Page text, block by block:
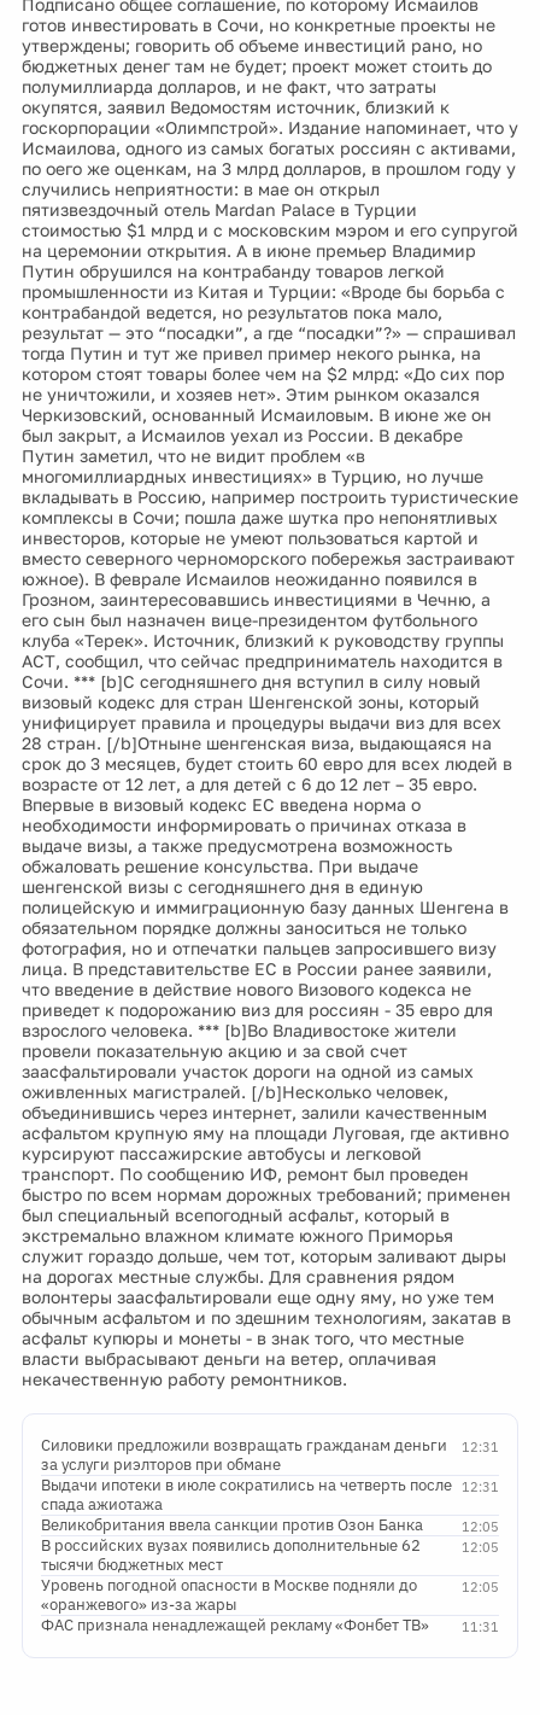
готов инвестировать в Сочи, но конкретные проекты не
утверждены; говорить об объеме инвестиций рано, но
бюджетных денег там не будет; проект может стоить до
полумиллиарда долларов, и не факт, что затраты
окупятся, заявил Ведомостям источник, близкий к
госкорпорации «Олимпстрой». Издание напоминает, что у
Исмаилова, одного из самых богатых россиян с активами,
по оего же оценкам, на 3 млрд долларов, в прошлом году у
случились неприятности: в мае он открыл
пятизвездочный отель Mardan Palace в Турции
стоимостью $1 млрд и с московским мэром и его супругой
на церемонии открытия. А в июне премьер Владимир
Путин обрушился на контрабанду товаров легкой
промышленности из Китая и Турции: «Вроде бы борьба с
контрабандой ведется, но результатов пока мало,
результат — это “посадки”, а где “посадки”?» — спрашивал
тогда Путин и тут же привел пример некого рынка, на
котором стоят товары более чем на $2 млрд: «До сих пор
не уничтожили, и хозяев нет». Этим рынком оказался
Черкизовский, основанный Исмаиловым. В июне же он
был закрыт, а Исмаилов уехал из России. В декабре
Путин заметил, что не видит проблем «в
многомиллиардных инвестициях» в Турцию, но лучше
вкладывать в Россию, например построить туристические
комплексы в Сочи; пошла даже шутка про непонятливых
инвесторов, которые не умеют пользоваться картой и
вместо северного черноморского побережья застраивают
южное). В феврале Исмаилов неожиданно появился в
Грозном, заинтересовавшись инвестициями в Чечню, а
его сын был назначен вице-президентом футбольного
клуба «Терек». Источник, близкий к руководству группы
АСТ, сообщил, что сейчас предприниматель находится в
Сочи. *** [b]С сегодняшнего дня вступил в силу новый
визовый кодекс для стран Шенгенской зоны, который
унифицирует правила и процедуры выдачи виз для всех
28 стран. [/b]Отныне шенгенская виза, выдающаяся на
срок до 3 месяцев, будет стоить 60 евро для всех людей в
возрасте от 12 лет, а для детей с 6 до 12 лет – 35 евро.
Впервые в визовый кодекс ЕС введена норма о
необходимости информировать о причинах отказа в
выдаче визы, а также предусмотрена возможность
обжаловать решение консульства. При выдаче
шенгенской визы с сегодняшнего дня в единую
полицейскую и иммиграционную базу данных Шенгена в
обязательном порядке должны заноситься не только
фотография, но и отпечатки пальцев запросившего визу
лица. В представительстве ЕС в России ранее заявили,
что введение в действие нового Визового кодекса не
приведет к подорожанию виз для россиян - 35 евро для
взрослого человека. *** [b]Во Владивостоке жители
провели показательную акцию и за свой счет
заасфальтировали участок дороги на одной из самых
оживленных магистралей. [/b]Несколько человек,
объединившись через интернет, залили качественным
асфальтом крупную яму на площади Луговая, где активно
курсируют пассажирские автобусы и легковой
транспорт. По сообщению ИФ, ремонт был проведен
быстро по всем нормам дорожных требований; применен
был специальный всепогодный асфальт, который в
экстремально влажном климате южного Приморья
служит гораздо дольше, чем тот, которым заливают дыры
на дорогах местные службы. Для сравнения рядом
волонтеры заасфальтировали еще одну яму, но уже тем
обычным асфальтом и по здешним технологиям, закатав в
асфальт купюры и монеты - в знак того, что местные
власти выбрасывают деньги на ветер, оплачивая
некачественную работу ремонтников.
12:31
Силовики предложили возвращать гражданам деньги
за услуги риэлторов при обмане
12:31
Выдачи ипотеки в июле сократились на четверть после
спада ажиотажа
12:05
Великобритания ввела санкции против Озон Банка
12:05
В российских вузах появились дополнительные 62
тысячи бюджетных мест
12:05
Уровень погодной опасности в Москве подняли до
«оранжевого» из-за жары
11:31
ФАС признала ненадлежащей рекламу «Фонбет ТВ»